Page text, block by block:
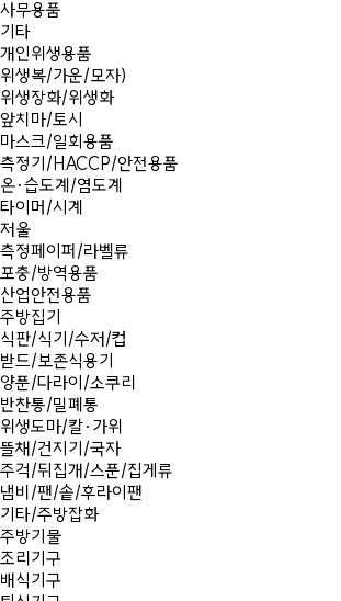
사무용품
기타
개인위생용품
위생복/가운/모자)
위생장화/위생화
앞치마/토시
마스크/일회용품
측정기/HACCP/안전용품
온·습도계/염도계
타이머/시계
저울
측정페이퍼/라벨류
포충/방역용품
산업안전용품
주방집기
식판/식기/수저/컵
받드/보존식용기
양푼/다라이/소쿠리
반찬통/밀폐통
위생도마/칼·가위
뜰채/건지기/국자
주걱/뒤집개/스푼/집게류
냄비/팬/솥/후라이팬
기타/주방잡화
주방기물
조리기구
배식기구